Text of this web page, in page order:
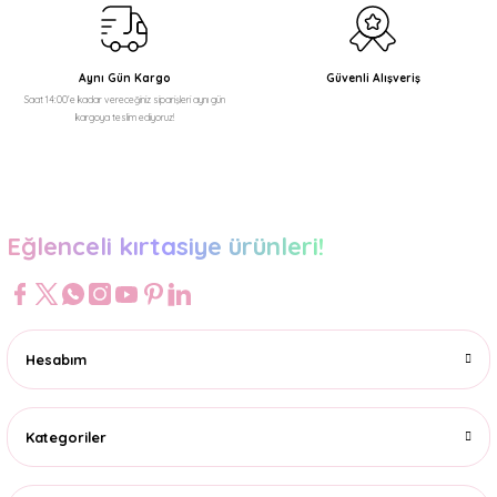
Bu ürüne benzer farklı alternatifler olmalı.
Aynı Gün Kargo
Saat 14:00'e kadar vereceğiniz siparişleri aynı gün
kargoya teslim ediyoruz!
Güvenli Alışveriş
Eğlenceli kırtasiye ürünleri!
Hesabım
Kategoriler